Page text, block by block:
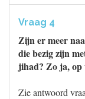
Vraag 4
Zijn er meer
die bezig zijn
jihad? Zo ja, op
Zie antwoord